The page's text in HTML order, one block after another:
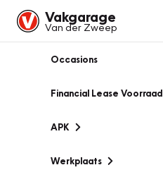
Vakgarage
Van der Zweep
Occasions
Financial Lease Voorraad
APK
Werkplaats